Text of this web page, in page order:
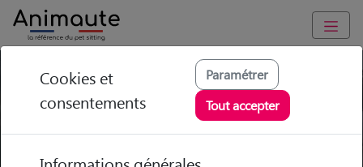
Trouvez votre gardien idéal !
Cookies et
consentements
Paramétrer
Tout accepter